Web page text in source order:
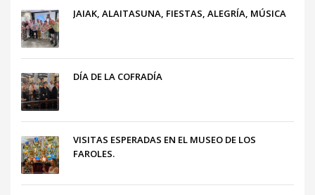
JAIAK, ALAITASUNA, FIESTAS, ALEGRÍA, MÚSICA
DÍA DE LA COFRADÍA
VISITAS ESPERADAS EN EL MUSEO DE LOS
FAROLES.